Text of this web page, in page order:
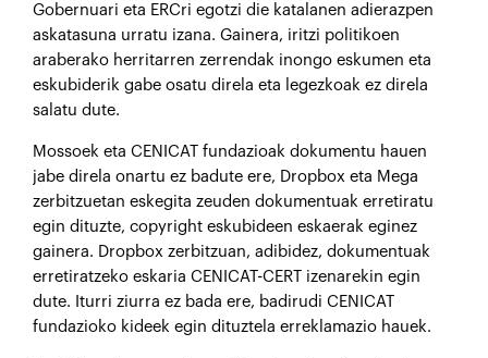
Gobernuari eta ERCri egotzi die katalanen adierazpen
askatasuna urratu izana. Gainera, iritzi politikoen
araberako herritarren zerrendak inongo eskumen eta
eskubiderik gabe osatu direla eta legezkoak ez direla
salatu dute.
Mossoek eta CENICAT fundazioak dokumentu hauen
jabe direla onartu ez badute ere, Dropbox eta Mega
zerbitzuetan eskegita zeuden dokumentuak erretiratu
egin dituzte, copyright eskubideen eskaerak eginez
gainera. Dropbox zerbitzuan, adibidez, dokumentuak
erretiratzeko eskaria CENICAT-CERT izenarekin egin
dute. Iturri ziurra ez bada ere, badirudi CENICAT
fundazioko kideek egin dituztela erreklamazio hauek.